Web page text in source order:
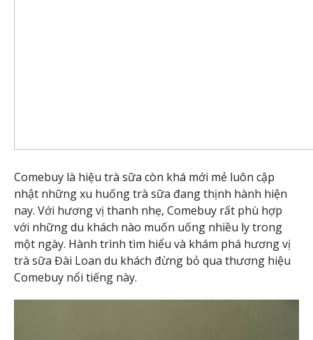
Comebuy là hiệu trà sữa còn khá mới mẻ luôn cập
nhật những xu huống trà sữa đang thịnh hành hiện
nay. Với hương vị thanh nhẹ, Comebuy rất phù hợp
với những du khách nào muốn uống nhiều ly trong
một ngày. Hành trình tìm hiểu và khám phá hương vị
trà sữa Đài Loan du khách đừng bỏ qua thương hiệu
Comebuy nổi tiếng này.